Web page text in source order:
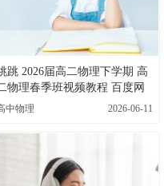
跳 2026届高二物理下学期 高
物理春季班视频教程 百度网
下载
中物理 2026-06-11